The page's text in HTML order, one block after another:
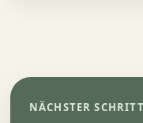
NÄCHSTER SCHRITT